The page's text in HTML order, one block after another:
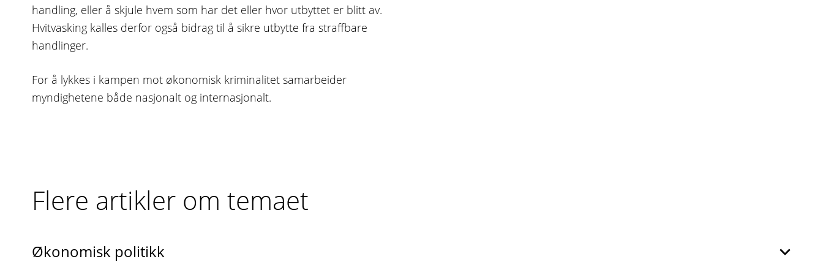
handling, eller å skjule hvem som har det eller hvor utbyttet er blitt av.
Hvitvasking kalles derfor også bidrag til å sikre utbytte fra straffbare
handlinger.
For å lykkes i kampen mot økonomisk kriminalitet samarbeider
myndighetene både nasjonalt og internasjonalt.
Flere artikler om temaet
Økonomisk politikk